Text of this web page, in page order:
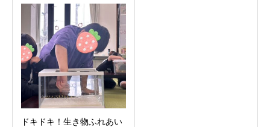
ドキドキ！生き物ふれあい